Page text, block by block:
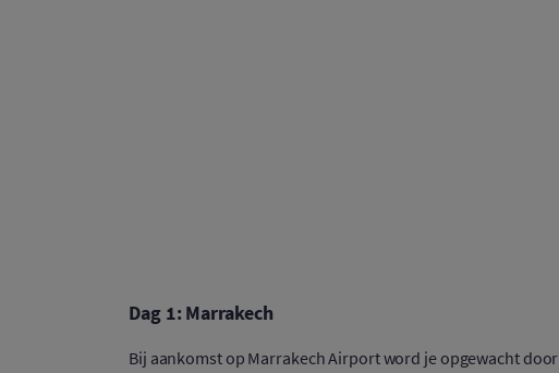
Dag 1: Marrakech
Bij aankomst op Marrakech Airport word je opgewacht door